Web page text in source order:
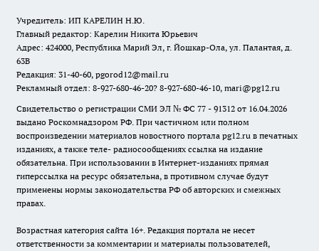
Учредитель: ИП КАРЕЛИН Н.Ю.
Главный редактор: Карелин Никита Юрьевич
Адрес: 424000, Республика Марий Эл, г. Йошкар-Ола, ул. Палантая, д.
63В
Редакция: 31-40-60, pgorod12@mail.ru
Рекламный отдел: 8-927-680-46-20? 8-927-680-46-10, mari@pg12.ru
Свидетельство о регистрации СМИ ЭЛ № ФС 77 - 91312 от 16.04.2026
выдано Роскомнадзором РФ. При частичном или полном
воспроизведении материалов новостного портала pg12.ru в печатных
изданиях, а также теле- радиосообщениях ссылка на издание
обязательна. При использовании в Интернет-изданиях прямая
гиперссылка на ресурс обязательна, в противном случае будут
применены нормы законодательства РФ об авторских и смежных
правах.
Возрастная категория сайта 16+. Редакция портала не несет
ответственности за комментарии и материалы пользователей,